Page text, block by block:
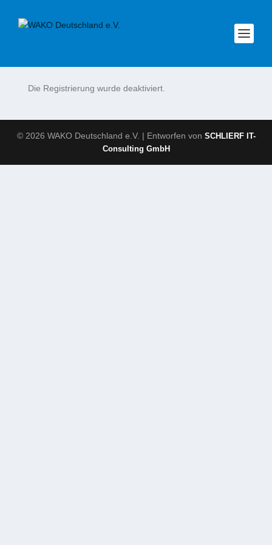
Die Registrierung wurde deaktiviert.
© 2026 WAKO Deutschland e.V. | Entworfen von SCHLIERF IT-
Consulting GmbH